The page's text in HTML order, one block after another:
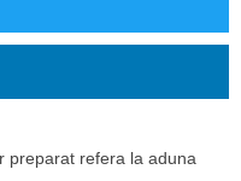
preparat refera la aduna